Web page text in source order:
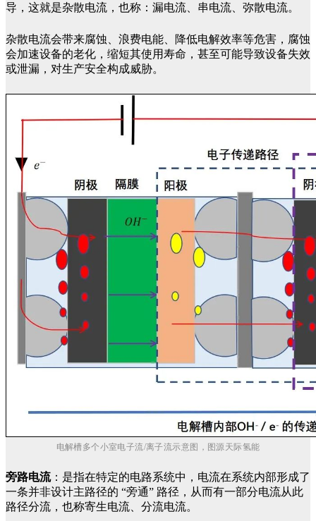
导，这就是杂散电流，也称：漏电流、串电流、弥散电流。
杂散电流会带来腐蚀、浪费电能、降低电解效率等危害，腐蚀
会加速设备的老化，缩短其使用寿命，甚至可能导致设备失效
或泄漏，对生产安全构成威胁。
电解槽多个小室电子流/离子流示意图，图源天际氢能
旁路电流：是指在特定的电路系统中，电流在系统内部形成了
一条并非设计主路径的 “旁通” 路径，从而有一部分电流从此
路径分流，也称寄生电流、分流电流。